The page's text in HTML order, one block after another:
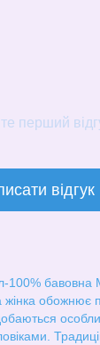
перший
відгук
100%
обожнює